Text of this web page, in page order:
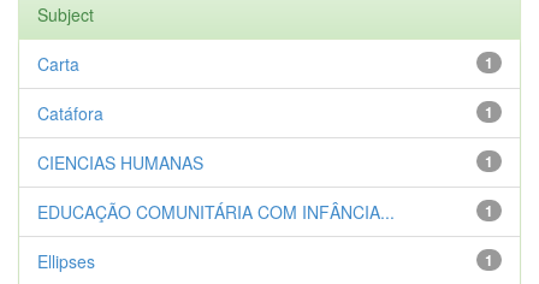
Subject
1
Carta
1
Catáfora
1
CIENCIAS HUMANAS
1
EDUCAÇÃO COMUNITÁRIA COM INFÂNCIA...
1
Ellipses